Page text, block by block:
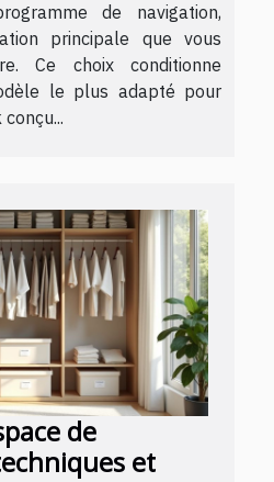
de navigation,
principale que vous
Ce choix conditionne
le plus adapté pour
de
et